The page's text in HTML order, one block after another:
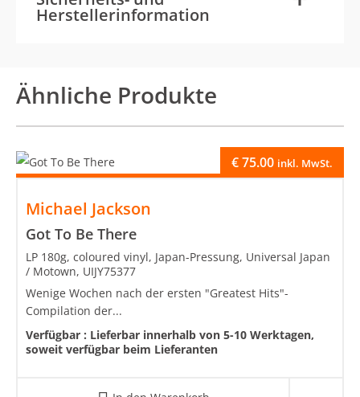
Herstellerinformation
Ähnliche Produkte
Michael Jackson
Got To Be There
€75.00 inkl. MwSt.
LP 180g, coloured vinyl, Japan-Pressung, Universal Japan
/ Motown, UIJY75377
Wenige Wochen nach der ersten "Greatest Hits"-
Compilation der...
Verfügbar : Lieferbar innerhalb von 5-10 Werktagen,
soweit verfügbar beim Lieferanten